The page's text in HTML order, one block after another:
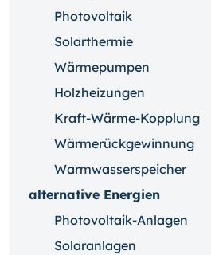
Photovoltaik
Solarthermie
Wärmepumpen
Holzheizungen
Kraft-Wärme-Kopplung
Wärmerückgewinnung
Warmwasserspeicher
alternative Energien
Photovoltaik-Anlagen
Solaranlagen